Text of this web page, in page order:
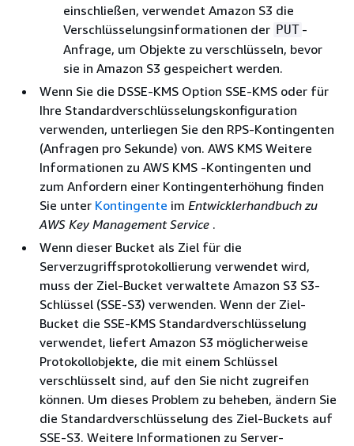
einschließen, verwendet Amazon S3 die
Verschlüsselungsinformationen der PUT -
Anfrage, um Objekte zu verschlüsseln, bevor
sie in Amazon S3 gespeichert werden.
Wenn Sie die DSSE-KMS Option SSE-KMS oder für
Ihre Standardverschlüsselungskonfiguration
verwenden, unterliegen Sie den RPS-Kontingenten
(Anfragen pro Sekunde) von. AWS KMS Weitere
Informationen zu AWS KMS -Kontingenten und
zum Anfordern einer Kontingenterhöhung finden
Sie unter Kontingente im Entwicklerhandbuch zu
AWS Key Management Service .
Wenn dieser Bucket als Ziel für die
Serverzugriffsprotokollierung verwendet wird,
muss der Ziel-Bucket verwaltete Amazon S3 S3-
Schlüssel (SSE-S3) verwenden. Wenn der Ziel-
Bucket die SSE-KMS Standardverschlüsselung
verwendet, liefert Amazon S3 möglicherweise
Protokollobjekte, die mit einem Schlüssel
verschlüsselt sind, auf den Sie nicht zugreifen
können. Um dieses Problem zu beheben, ändern Sie
die Standardverschlüsselung des Ziel-Buckets auf
SSE-S3. Weitere Informationen zu Server-